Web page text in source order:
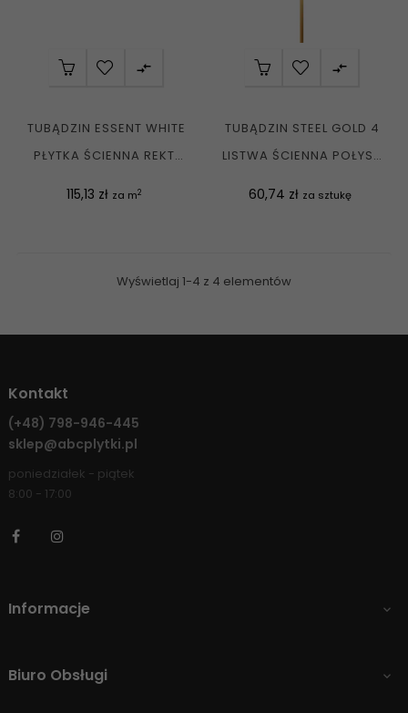

TUBĄDZIN ESSENT WHITE
PŁYTKA ŚCIENNA REKT.
Cena
115,13 zł za m2

TUBĄDZIN STEEL GOLD 4
LISTWA ŚCIENNA POŁYSK
Cena
60,74 zł za sztukę
Wyświetlaj 1-4 z 4 elementów
Kontakt
(+48) 798-946-445
sklep@abcplytki.pl
poniedziałek - piątek
8:00 - 17:00
Facebook
Informacje 
Biuro Obsługi 